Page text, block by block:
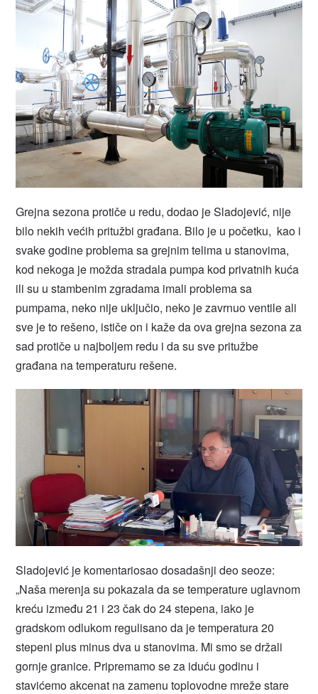
Grejna sezona protiče u redu, dodao je Sladojević, nije
bilo nekih većih pritužbi građana. Bilo je u početku, kao i
svake godine problema sa grejnim telima u stanovima,
kod nekoga je možda stradala pumpa kod privatnih kuća
ili su u stambenim zgradama imali problema sa
pumpama, neko nije uključio, neko je zavrnuo ventile ali
sve je to rešeno, ističe on i kaže da ova grejna sezona za
sad protiče u najboljem redu i da su sve pritužbe
građana na temperaturu rešene.
Sladojević je komentariosao dosadašnji deo seoze:
„Naša merenja su pokazala da se temperature uglavnom
kreću između 21 i 23 čak do 24 stepena, iako je
gradskom odlukom regulisano da je temperatura 20
stepeni plus minus dva u stanovima. Mi smo se držali
gornje granice. Pripremamo se za iduću godinu i
stavićemo akcenat na zamenu toplovodne mreže stare